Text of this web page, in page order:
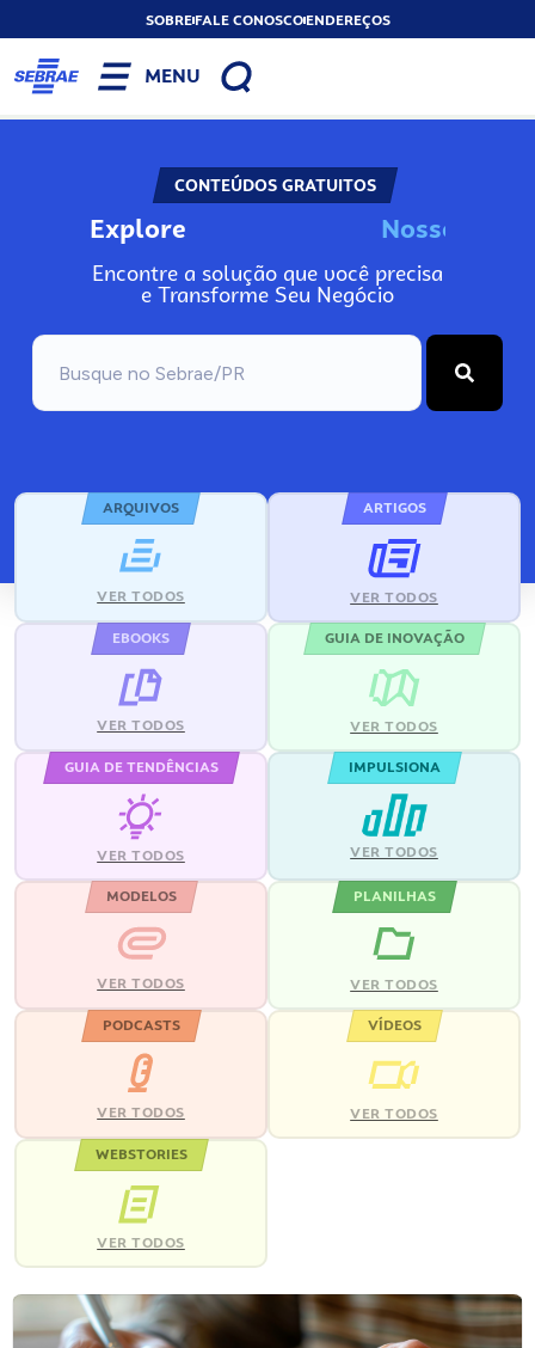
SOBREFALE CONOSCOENDEREÇOS
MENU
CONTEÚDOS GRATUITOS
Explore Nosso
Encontre a solução que você precisa
e Transforme Seu Negócio
ARQUIVOS
VER TODOS
ARTIGOS
VER TODOS
EBOOKS
VER TODOS
GUIA DE INOVAÇÃO
VER TODOS
GUIA DE TENDÊNCIAS
VER TODOS
IMPULSIONA
VER TODOS
MODELOS
VER TODOS
PLANILHAS
VER TODOS
PODCASTS
VER TODOS
VÍDEOS
VER TODOS
WEBSTORIES
VER TODOS